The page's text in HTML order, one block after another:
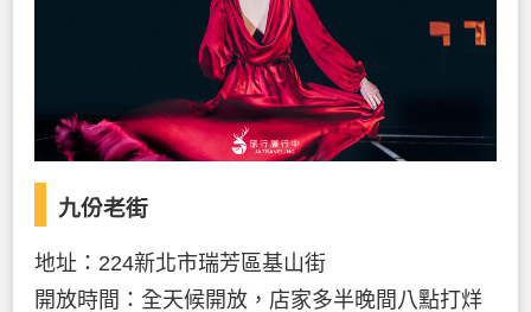
九份老街
地址：224新北市瑞芳區基山街
開放時間：全天候開放，店家多半晚間八點打烊